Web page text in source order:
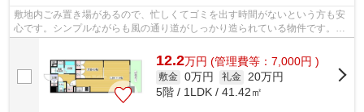
敷地内ごみ置き場があるので、忙しくてゴミを出す時間がないという方も安
心です。シンプルながらも風の通り道がしっかり造られている物件です。こ
ちらは宅配ボックス付きの物件です。...
12.2万円 (管理費等：7,000円 )
敷金 0万円 礼金 20万円
5階 / 1LDK / 41.42㎡